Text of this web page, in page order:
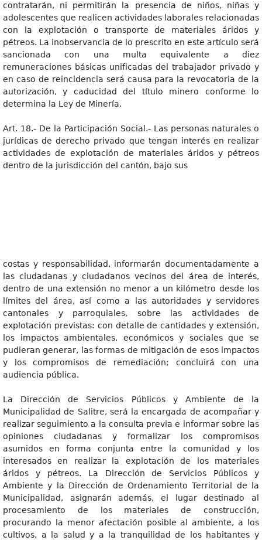
contratarán, ni permitirán la presencia de niños, niñas y
adolescentes que realicen actividades laborales relacionadas
con la explotación o transporte de materiales áridos y
pétreos. La inobservancia de lo prescrito en este artículo será
sancionada con una multa equivalente a diez
remuneraciones básicas unificadas del trabajador privado y
en caso de reincidencia será causa para la revocatoria de la
autorización, y caducidad del título minero conforme lo
determina la Ley de Minería.
Art. 18.- De la Participación Social.- Las personas naturales o
jurídicas de derecho privado que tengan interés en realizar
actividades de explotación de materiales áridos y pétreos
dentro de la jurisdicción del cantón, bajo sus
costas y responsabilidad, informarán documentadamente a
las ciudadanas y ciudadanos vecinos del área de interés,
dentro de una extensión no menor a un kilómetro desde los
límites del área, así como a las autoridades y servidores
cantonales y parroquiales, sobre las actividades de
explotación previstas: con detalle de cantidades y extensión,
los impactos ambientales, económicos y sociales que se
pudieran generar, las formas de mitigación de esos impactos
y los compromisos de remediación; concluirá con una
audiencia pública.
La Dirección de Servicios Públicos y Ambiente de la
Municipalidad de Salitre, será la encargada de acompañar y
realizar seguimiento a la consulta previa e informar sobre las
opiniones ciudadanas y formalizar los compromisos
asumidos en forma conjunta entre la comunidad y los
interesados en realizar la explotación de los materiales
áridos y pétreos. La Dirección de Servicios Públicos y
Ambiente y la Dirección de Ordenamiento Territorial de la
Municipalidad, asignarán además, el lugar destinado al
procesamiento de los materiales de construcción,
procurando la menor afectación posible al ambiente, a los
cultivos, a la salud y a la tranquilidad de los habitantes y